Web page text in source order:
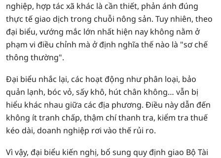
nghiệp, hợp tác xã khác là cần thiết, phản ánh đúng
thực tế giao dịch trong chuỗi nông sản. Tuy nhiên, theo
đại biểu, vướng mắc lớn nhất hiện nay không nằm ở
phạm vi điều chỉnh mà ở định nghĩa thế nào là "sơ chế
thông thường".
Đại biểu nhắc lại, các hoạt động như phân loại, bảo
quản lạnh, bóc vỏ, sấy khô, hút chân không… vẫn bị
hiểu khác nhau giữa các địa phương. Điều này dẫn đến
không ít tranh chấp, thậm chí thanh tra, kiểm tra thuế
kéo dài, doanh nghiệp rơi vào thế rủi ro.
Vì vậy, đại biểu kiến nghị, bổ sung quy định giao Bộ Tài